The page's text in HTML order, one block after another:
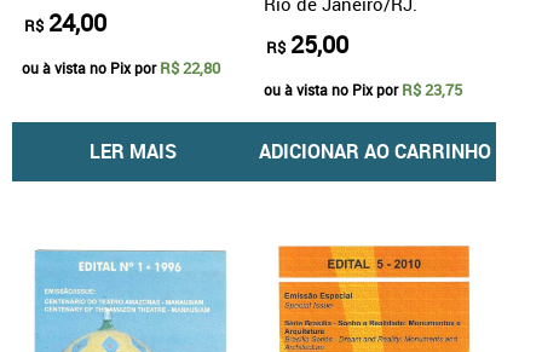
R$ 24,00
ou à vista no Pix porR$ 22,80
LER MAIS
R$ 25,00
ou à vista no Pix porR$ 23,75
ADICIONAR AO CARRINHO